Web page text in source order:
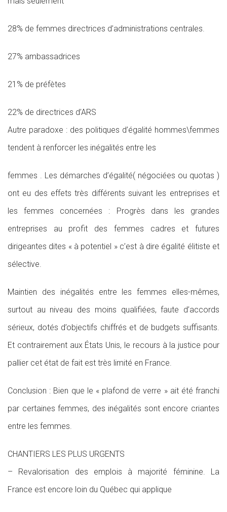
28% de femmes directrices d’administrations centrales.
27% ambassadrices
21% de préfètes
22% de directrices d’ARS
Autre paradoxe : des politiques d’égalité hommes\femmes
tendent à renforcer les inégalités entre les
femmes . Les démarches d’égalité( négociées ou quotas )
ont eu des effets très différents suivant les entreprises et
les femmes concernées : Progrès dans les grandes
entreprises au profit des femmes cadres et futures
dirigeantes dites « à potentiel » c’est à dire égalité élitiste et
sélective.
Maintien des inégalités entre les femmes elles-mêmes,
surtout au niveau des moins qualifiées, faute d’accords
sérieux, dotés d’objectifs chiffrés et de budgets suffisants.
Et contrairement aux États Unis, le recours à la justice pour
pallier cet état de fait est très limité en France.
Conclusion : Bien que le « plafond de verre » ait été franchi
par certaines femmes, des inégalités sont encore criantes
entre les femmes.
CHANTIERS LES PLUS URGENTS
– Revalorisation des emplois à majorité féminine. La
France est encore loin du Québec qui applique